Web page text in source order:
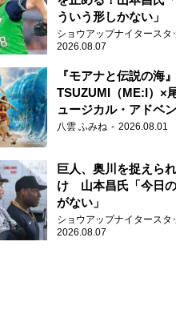
ういう形しかない」
ショウアップナイタースタ
2026.08.07
『モアナと伝説の海』
TSUZUMI（ME:I）×
ュージカル・アドベ
声を響かせる
八雲 ふみね 2026.08.01
巨人、奥川を捉えら
け 山本昌氏「今日
がない」
ショウアップナイタースタ
2026.08.07